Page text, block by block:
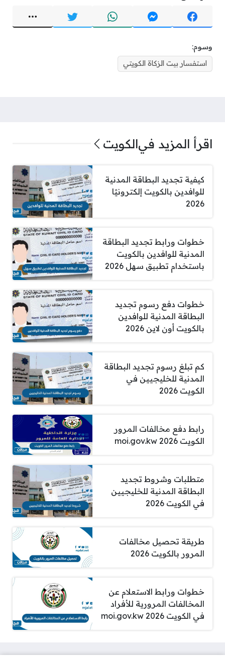
وسوم:
استفسار بيت الزكاة الكويتي
اقرأ المزيد فيالكويت
كيفية تجديد البطاقة المدنية
للوافدين بالكويت إلكترونيًا
2026
خطوات ورابط تجديد البطاقة
المدنية للوافدين بالكويت
باستخدام تطبيق سهل 2026
خطوات دفع رسوم تجديد
البطاقة المدنية للوافدين
بالكويت أون لاين 2026
كم تبلغ رسوم تجديد البطاقة
المدنية للخليجيين في
الكويت 2026
رابط دفع مخالفات المرور
الكويت 2026 moi.gov.kw
متطلبات وشروط تجديد
البطاقة المدنية للخليجيين
في الكويت 2026
طريقة تحصيل مخالفات
المرور بالكويت 2026
خطوات ورابط الاستعلام عن
المخالفات المرورية للأفراد
في الكويت 2026 moi.gov.kw